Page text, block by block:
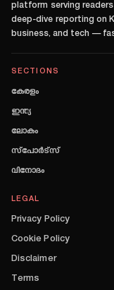
platform serving
deep-dive reporting on
business, and tech —
SECTIONS
കേരളം
ഇന്ത്യ
ലോകം
സ്പോർട്സ്
വിനോദം
LEGAL
Privacy Policy
Cookie Policy
Disclaimer
Terms